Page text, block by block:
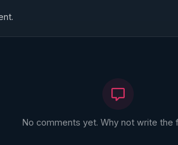
No comments yet. Why not write the